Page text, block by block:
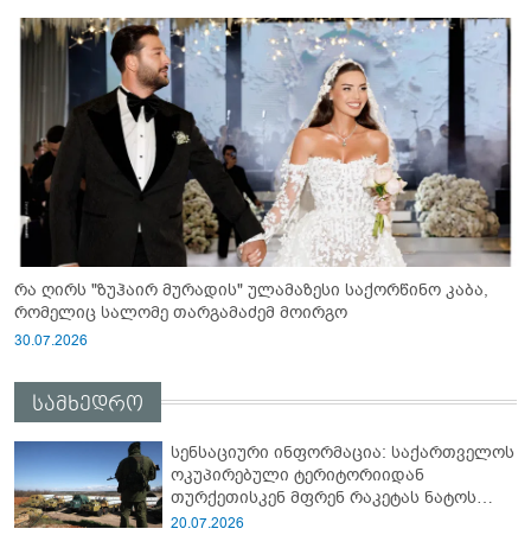
რა ღირს "ზუჰაირ მურადის" ულამაზესი საქორწინო კაბა,
რომელიც სალომე თარგამაძემ მოირგო
30.07.2026
სამხედრო
სენსაციური ინფორმაცია: საქართველოს
ოკუპირებული ტერიტორიიდან
თურქეთისკენ მფრენ რაკეტას ნატოს
სამიტი კინაღამ ჩაუშლია
20.07.2026